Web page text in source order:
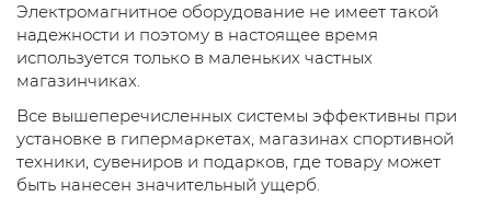
Электромагнитное оборудование не имеет такой
надежности и поэтому в настоящее время
используется только в маленьких частных
магазинчиках.
Все вышеперечисленных системы эффективны при
установке в гипермаркетах, магазинах спортивной
техники, сувениров и подарков, где товару может
быть нанесен значительный ущерб.